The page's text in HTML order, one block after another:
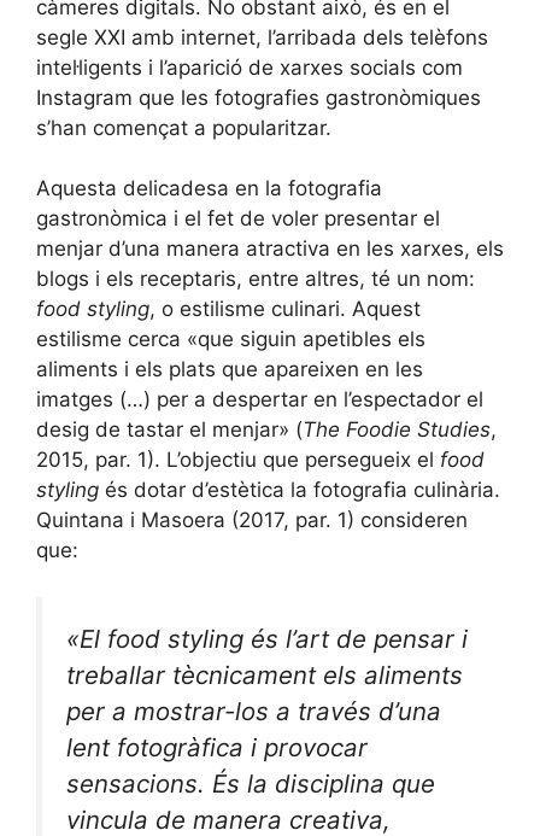
càmeres digitals. No obstant això, és en el
segle XXI amb internet, l’arribada dels telèfons
intel·ligents i l’aparició de xarxes socials com
Instagram que les fotografies gastronòmiques
s’han començat a popularitzar.
Aquesta delicadesa en la fotografia
gastronòmica i el fet de voler presentar el
menjar d’una manera atractiva en les xarxes, els
blogs i els receptaris, entre altres, té un nom:
food styling, o estilisme culinari. Aquest
estilisme cerca «que siguin apetibles els
aliments i els plats que apareixen en les
imatges (…) per a despertar en l’espectador el
desig de tastar el menjar» (The Foodie Studies,
2015, par. 1). L’objectiu que persegueix el food
styling és dotar d’estètica la fotografia culinària.
Quintana i Masoera (2017, par. 1) consideren
que:
«El food styling és l’art de pensar i
treballar tècnicament els aliments
per a mostrar-los a través d’una
lent fotogràfica i provocar
sensacions. És la disciplina que
vincula de manera creativa,